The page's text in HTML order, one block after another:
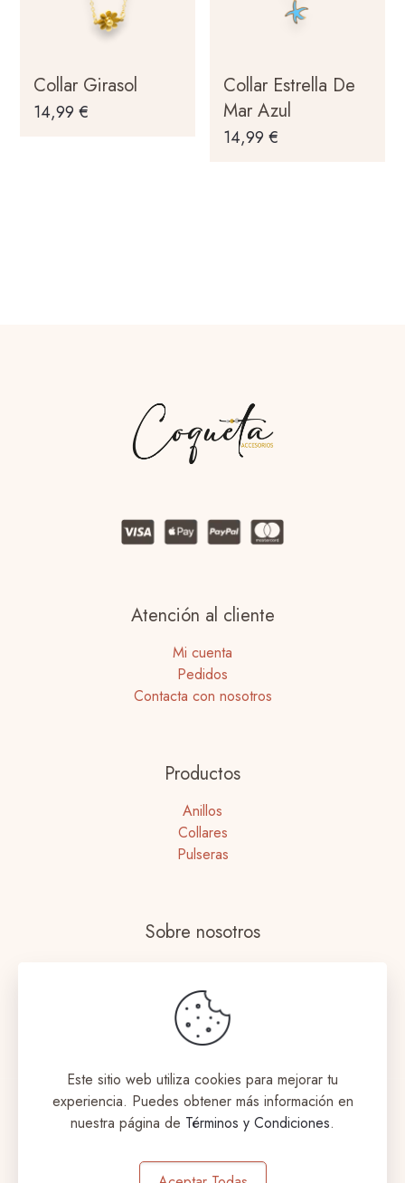
Collar Girasol
14,99€
Collar Estrella De
Mar Azul
14,99€
Atención al cliente
Mi cuenta
Pedidos
Contacta con nosotros
Productos
Anillos
Collares
Pulseras
Sobre nosotros
Términos y Condiciones
Envíos y Devoluciones
© 2023 Coqueta Accesorios. Todos los derechos
Este sitio web utiliza cookies para mejorar tu
experiencia. Puedes obtener más información en
nuestra página de Términos y Condiciones.